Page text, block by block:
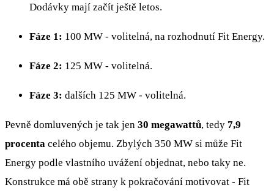
Dodávky mají začít ještě letos.
Fáze 1: 100 MW - volitelná, na rozhodnutí Fit Energy.
Fáze 2: 125 MW - volitelná.
Fáze 3: dalších 125 MW - volitelná.
Pevně domluvených je tak jen 30 megawattů, tedy 7,9
procenta celého objemu. Zbylých 350 MW si může Fit
Energy podle vlastního uvážení objednat, nebo taky ne.
Konstrukce má obě strany k pokračování motivovat - Fit